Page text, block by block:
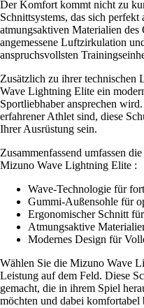
Der Komfort kommt nicht zu
Schnittsystems, das sich
atmungsaktiven Materialien des
angemessene Luftzirkulation
anspruchsvollsten
Zusätzlich zu ihrer technischen
Wave Lightning Elite ein
Sportliebhaber ansprechen
erfahrener Athlet sind, diese
Ihrer Ausrüstung sein.
Zusammenfassend umfassen
Mizuno Wave Lightning Elite :
Wave-Technologie für
Gummi-Außensohle für
Ergonomischer Schnitt
Atmungsaktive
Modernes Design für
Wählen Sie die Mizuno Wave
Leistung auf dem Feld. Diese
gemacht, die in ihrem Spiel
möchten und dabei komfortabel